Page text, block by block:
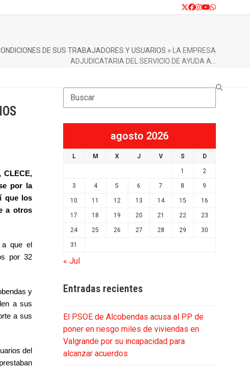
Twitter
Facebook
Instagram
YouTube
Whatsapp
DE SUS TRABAJADORES Y USUARIOS »
LA EMPRESA
ADJUDICATARIA DEL SERVICIO DE AYUDA A…
CLECE,
por la
que los
a otros
que el
por 32
y
a sus
a sus
del
Search
agosto 2026
L M X J V S D
1 2
3 4 5 6 7 8 9
10 11 12 13 14 15 16
17 18 19 20 21 22 23
24 25 26 27 28 29 30
31
« Jul
Entradas recientes
El PSOE de Alcobendas acusa al PP de
poner en riesgo miles de viviendas en
Valgrande por su incapacidad para
alcanzar acuerdos